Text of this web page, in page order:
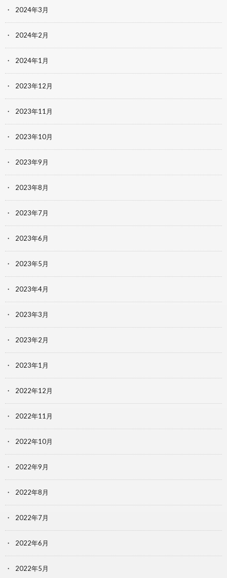
2024年3月
2024年2月
2024年1月
2023年12月
2023年11月
2023年10月
2023年9月
2023年8月
2023年7月
2023年6月
2023年5月
2023年4月
2023年3月
2023年2月
2023年1月
2022年12月
2022年11月
2022年10月
2022年9月
2022年8月
2022年7月
2022年6月
2022年5月